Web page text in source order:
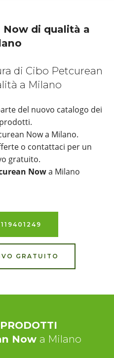
di qualità a
di Cibo Petcurean
a Milano
del nuovo catalogo dei
Now a Milano.
o contattaci per un
gratuito.
Nowa Milano
GRATUITO
Now a Milano